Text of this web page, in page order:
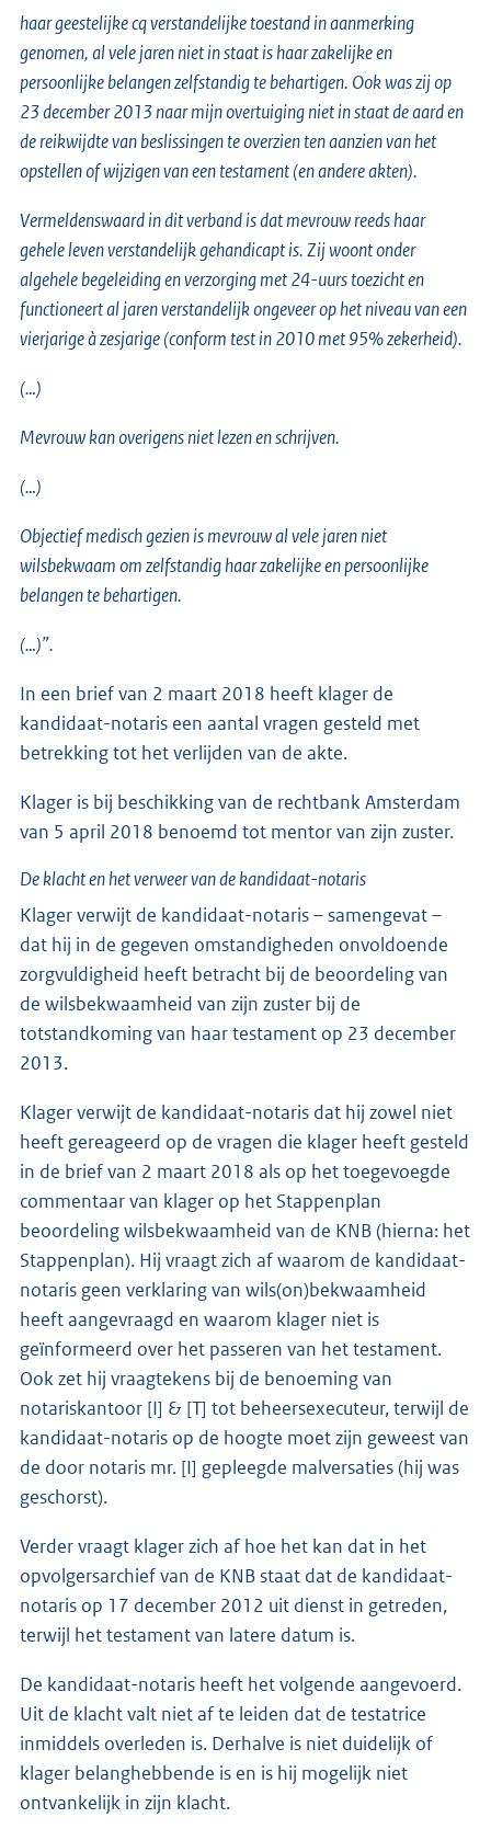
haar geestelijke cq verstandelijke toestand in aanmerking
genomen, al vele jaren niet in staat is haar zakelijke en
persoonlijke belangen zelfstandig te behartigen. Ook was zij op
23 december 2013 naar mijn overtuiging niet in staat de aard en
de reikwijdte van beslissingen te overzien ten aanzien van het
opstellen of wijzigen van een testament (en andere akten).
Vermeldenswaard in dit verband is dat mevrouw reeds haar
gehele leven verstandelijk gehandicapt is. Zij woont onder
algehele begeleiding en verzorging met 24-uurs toezicht en
functioneert al jaren verstandelijk ongeveer op het niveau van een
vierjarige à zesjarige (conform test in 2010 met 95% zekerheid).
(…)
Mevrouw kan overigens niet lezen en schrijven.
(…)
Objectief medisch gezien is mevrouw al vele jaren niet
wilsbekwaam om zelfstandig haar zakelijke en persoonlijke
belangen te behartigen.
(…)”.
In een brief van 2 maart 2018 heeft klager de
kandidaat-notaris een aantal vragen gesteld met
betrekking tot het verlijden van de akte.
Klager is bij beschikking van de rechtbank Amsterdam
van 5 april 2018 benoemd tot mentor van zijn zuster.
De klacht en het verweer van de kandidaat-notaris
Klager verwijt de kandidaat-notaris – samengevat –
dat hij in de gegeven omstandigheden onvoldoende
zorgvuldigheid heeft betracht bij de beoordeling van
de wilsbekwaamheid van zijn zuster bij de
totstandkoming van haar testament op 23 december
2013.
Klager verwijt de kandidaat-notaris dat hij zowel niet
heeft gereageerd op de vragen die klager heeft gesteld
in de brief van 2 maart 2018 als op het toegevoegde
commentaar van klager op het Stappenplan
beoordeling wilsbekwaamheid van de KNB (hierna: het
Stappenplan). Hij vraagt zich af waarom de kandidaat-
notaris geen verklaring van wils(on)bekwaamheid
heeft aangevraagd en waarom klager niet is
geïnformeerd over het passeren van het testament.
Ook zet hij vraagtekens bij de benoeming van
notariskantoor [I] & [T] tot beheersexecuteur, terwijl de
kandidaat-notaris op de hoogte moet zijn geweest van
de door notaris mr. [I] gepleegde malversaties (hij was
geschorst).
Verder vraagt klager zich af hoe het kan dat in het
opvolgersarchief van de KNB staat dat de kandidaat-
notaris op 17 december 2012 uit dienst in getreden,
terwijl het testament van latere datum is.
De kandidaat-notaris heeft het volgende aangevoerd.
Uit de klacht valt niet af te leiden dat de testatrice
inmiddels overleden is. Derhalve is niet duidelijk of
klager belanghebbende is en is hij mogelijk niet
ontvankelijk in zijn klacht.